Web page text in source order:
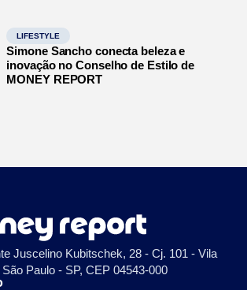
LIFESTYLE
Simone Sancho conecta beleza e
inovação no Conselho de Estilo de
MONEY REPORT
Juscelino Kubitschek, 28 - Cj. 101 - Vila
Paulo - SP, CEP 04543-000